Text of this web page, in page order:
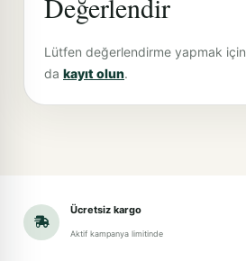
Değerlendir
Lütfen değerlendirme yapmak için
da kayıt olun.
Ücretsiz kargo
Aktif kampanya limitinde